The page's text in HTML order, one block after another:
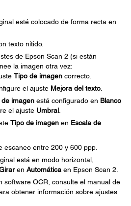
esté colocado de forma recta en
texto nítido.
de Epson Scan 2 (si están
la imagen otra vez:
Tipo de imagen correcto.
el ajuste Mejora del texto
imagen está configurado en Blanco
el ajuste Umbral
Tipo de imagen en Escala de
escaneo entre 200 y 600 ppp.
está en modo horizontal,
en Automática en Epson Scan 2.
software OCR, consulte el manual de
obtener información sobre ajustes